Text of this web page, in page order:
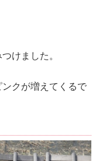
けました。
クが増えてくるで